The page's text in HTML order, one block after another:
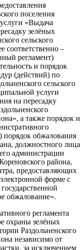
поселения
«Выдача
зелёных
сельского
соответственно –
регламент)
и порядок
(действий) по
сельского
услуги
на пересадку
а также порядок и
порядок обжалования
должностного лица
администрации
района,
предоставляющих
форме с
обжалование».
регламента
охраны зелёных
Раздольненского
независимо от
за исключением